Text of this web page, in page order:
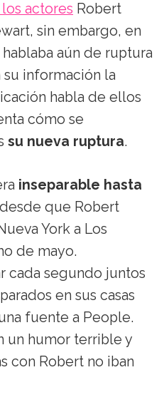
actores Robert
sin embargo, en
aún de ruptura
información la
habla de ellos
cómo se
su nueva ruptura.
inseparable hasta
que Robert
York a Los
de mayo.
cada segundo juntos
en sus casas
fuente a People.
un humor terrible y
con Robert no iban